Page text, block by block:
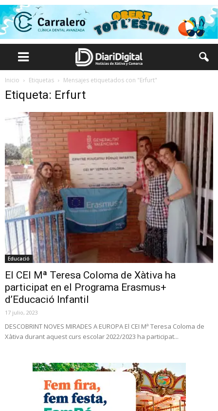
Inicio Etiquetas Mensajes etiquetados con "Erfurt"
Etiqueta: Erfurt
Educació
El CEI Mª Teresa Coloma de Xàtiva ha
participat en el Programa Erasmus+
d’Educació Infantil
17 julio, 2023
DESCOBRINT NOVES MIRADES A EUROPA El CEI Mª Teresa Coloma de
Xàtiva durant aquest curs escolar 2022/2023 ha participat...